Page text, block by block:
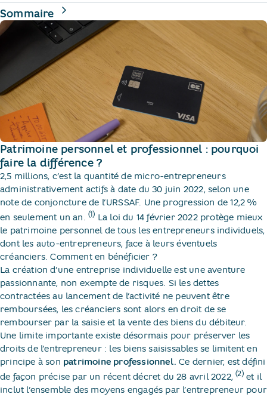
Sommaire de la page
Patrimoine personnel et professionnel : pourquoi
faire la différence ?
2,5 millions, c’est la quantité de micro-entrepreneurs
administrativement actifs à date du 30 juin 2022, selon une
note de conjoncture de l’URSSAF. Une progression de 12,2 %
en seulement un an. (1) La loi du 14 février 2022 protège mieux
le patrimoine personnel de tous les entrepreneurs individuels,
dont les auto-entrepreneurs, face à leurs éventuels
créanciers. Comment en bénéficier ?
La création d’une entreprise individuelle est une aventure
passionnante, non exempte de risques. Si les dettes
contractées au lancement de l’activité ne peuvent être
remboursées, les créanciers sont alors en droit de se
rembourser par la saisie et la vente des biens du débiteur.
Une limite importante existe désormais pour préserver les
droits de l’entrepreneur : les biens saisissables se limitent en
principe à son patrimoine professionnel. Ce dernier, est défini
de façon précise par un récent décret du 28 avril 2022,(2)et il
inclut l’ensemble des moyens engagés par l’entrepreneur pour